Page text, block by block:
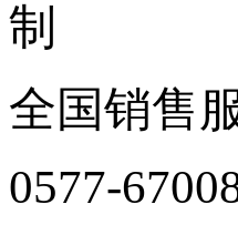
制
全国销售
0577-